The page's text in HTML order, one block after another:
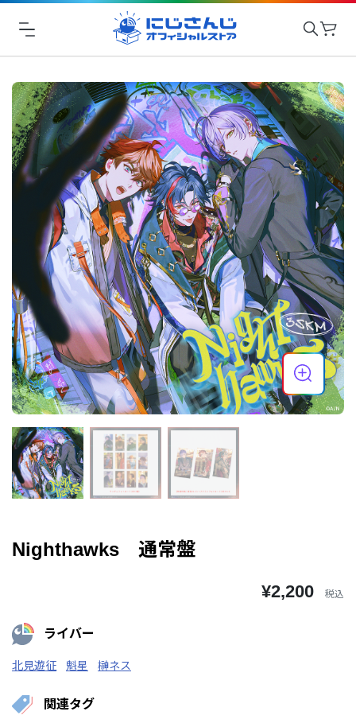
Nighthawks 通常盤
¥2,200 税込
ライバー
北見遊征 魁星 榊ネス
関連タグ